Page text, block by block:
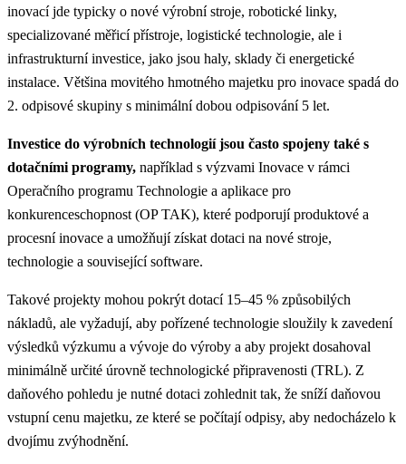
inovací jde typicky o nové výrobní stroje, robotické linky,
specializované měřicí přístroje, logistické technologie, ale i
infrastrukturní investice, jako jsou haly, sklady či energetické
instalace. Většina movitého hmotného majetku pro inovace spadá do
2. odpisové skupiny s minimální dobou odpisování 5 let.
Investice do výrobních technologií jsou často spojeny také s
dotačními programy, například s výzvami Inovace v rámci
Operačního programu Technologie a aplikace pro
konkurenceschopnost (OP TAK), které podporují produktové a
procesní inovace a umožňují získat dotaci na nové stroje,
technologie a související software.
Takové projekty mohou pokrýt dotací 15–45 % způsobilých
nákladů, ale vyžadují, aby pořízené technologie sloužily k zavedení
výsledků výzkumu a vývoje do výroby a aby projekt dosahoval
minimálně určité úrovně technologické připravenosti (TRL). Z
daňového pohledu je nutné dotaci zohlednit tak, že sníží daňovou
vstupní cenu majetku, ze které se počítají odpisy, aby nedocházelo k
dvojímu zvýhodnění.